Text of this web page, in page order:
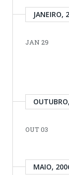
JANEIRO,
JAN 29
OUT 03
MAIO,